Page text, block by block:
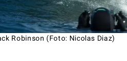
Robinson (Foto: Nicolas Diaz)